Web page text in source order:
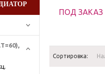
ПОД ЗАКАЗ
Сортировка: